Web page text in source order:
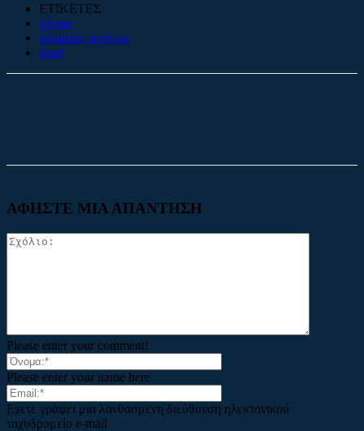
ΕΤΙΚΕΤΕΣ
κάρμα
καρμικές σχέσεις
ψυχή
ΑΦΗΣΤΕ ΜΙΑ ΑΠΑΝΤΗΣΗ
Please enter your comment!
Please enter your name here
Εχετε γράψει μια λανθασμενη διεύθυνση ηλεκτονικού
ταχυδρομείο e-mail